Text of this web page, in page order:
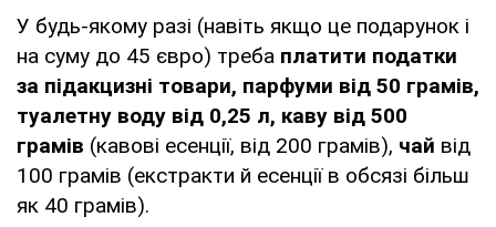
У будь-якому разі (навіть якщо це подарунок і
на суму до 45 євро) треба платити податки
за підакцизні товари, парфуми від 50 грамів,
туалетну воду від 0,25 л, каву від 500
грамів (кавові есенції, від 200 грамів), чай від
100 грамів (екстракти й есенції в обсязі більш
як 40 грамів).